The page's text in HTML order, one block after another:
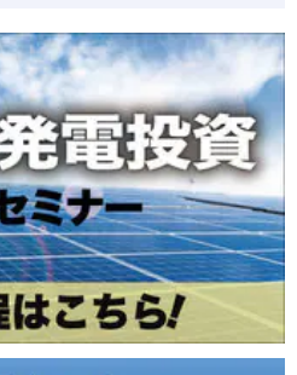
円
/36円
21円
市/低圧/36円
24円